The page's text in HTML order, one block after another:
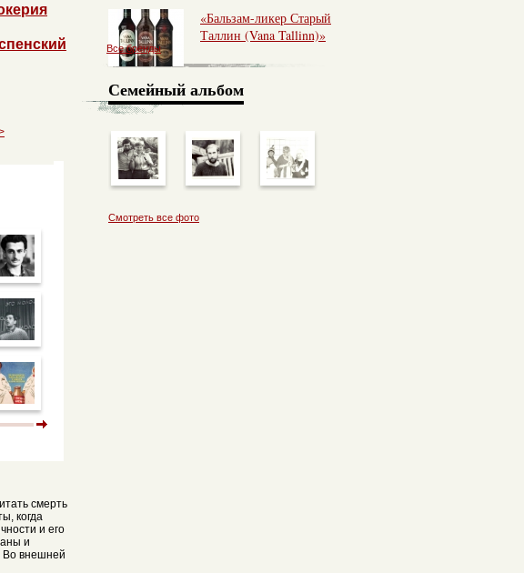
смерть
когда
и его
и
Во внешней
«Бальзам-ликер Старый
Таллин (Vana Tallinn)»
Все бренды
Семейный альбом
Смотреть все фото